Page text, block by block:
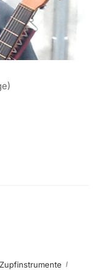
Zupfinstrumente